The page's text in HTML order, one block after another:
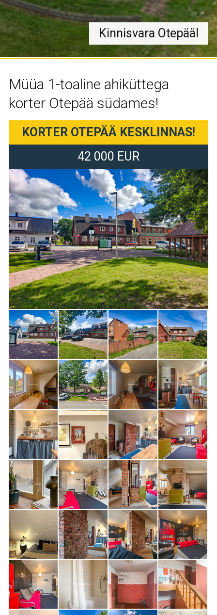
Kinnisvara Otepääl
Müüa 1-toaline ahiküttega
korter Otepää südames!
KORTER OTEPÄÄ KESKLINNAS!
42 000 EUR